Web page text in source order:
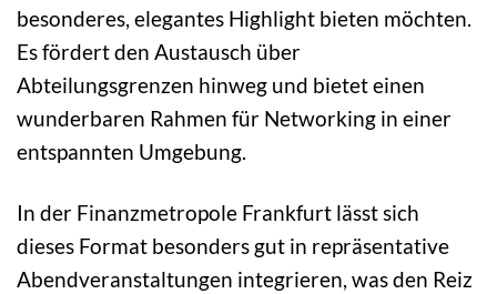
besonderes, elegantes Highlight bieten möchten.
Es fördert den Austausch über
Abteilungsgrenzen hinweg und bietet einen
wunderbaren Rahmen für Networking in einer
entspannten Umgebung.
In der Finanzmetropole Frankfurt lässt sich
dieses Format besonders gut in repräsentative
Abendveranstaltungen integrieren, was den Reiz